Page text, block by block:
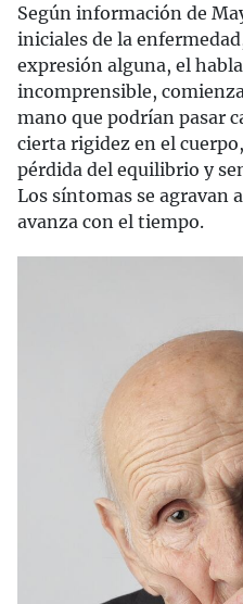
Según información de
iniciales de la
expresión alguna, el
incomprensible,
mano que podrían pasar
cierta rigidez en el
pérdida del equilibrio y
Los síntomas se agravan
avanza con el tiempo.